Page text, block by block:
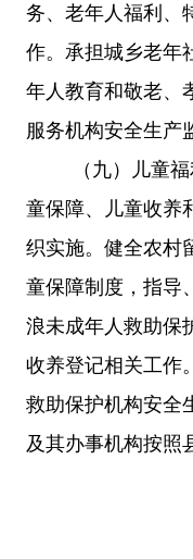
务、老年人福利、
作。承担城乡老年
年人教育和敬老、
服务机构安全生产
（九）
儿童
童保障、儿童收养
织实施。健全农村
童保障制度，指导
浪未成年人救助保
收养登记相关工作
救助保护机构安全
及其办事机构按照